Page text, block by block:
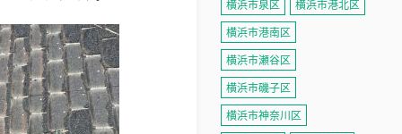
横浜市泉区
横浜市港北区
横浜市港南区
横浜市瀬谷区
横浜市磯子区
横浜市神奈川区